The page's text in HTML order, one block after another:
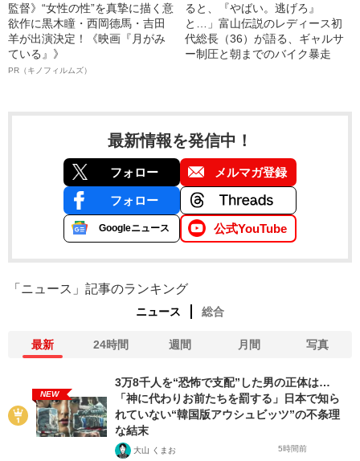
監督》“女性の性”を真摯に描く意
欲作に黒木瞳・西岡德馬・吉田
羊が出演決定！《映画『月がみ
ている』》
PR（キノフィルムズ）
ると、『やばい。逃げろ』
と…」富山伝説のレディース初
代総長（36）が語る、ギャルサ
ー制圧と朝までのバイク暴走
最新情報を発信中！
フォロー メルマガ登録
フォロー
Googleニュース 公式YouTube
「ニュース」記事のランキング
ニュース 総合
最新 24時間 週間 月間 写真
NEW
3万8千人を“恐怖で支配”した男の正体は…
「神に代わりお前たちを罰する」日本で知ら
れていない“韓国版アウシュビッツ”の不条理
な結末
大山 くまお 5時間前